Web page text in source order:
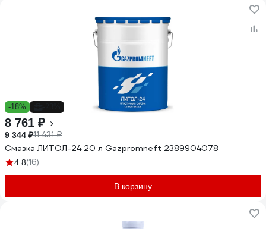
-18%
8 761 ₽
9 344 ₽11 431 ₽
Смазка ЛИТОЛ-24 20 л Gazpromneft 2389904078
4.8(16)
В корзину